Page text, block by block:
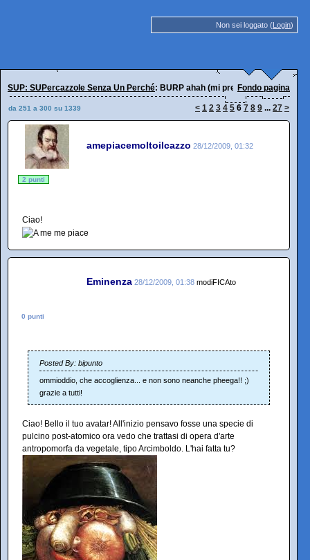
Non sei loggato (Login)
SUP: SUPercazzole Senza Un Perché: BURP ahah (mi presento)Fondo pagina
da 251 a 300 su 1339 < 1 2 3 4 5 6 7 8 9 ... 27 >
amepiacemoltoilcazzo 28/12/2009, 01:32
2 punti
Ciao!
Eminenza 28/12/2009, 01:38 modiFICAto
0 punti
Posted By: bipunto
ommioddio, che accoglienza... e non sono neanche pheega!! ;)
grazie a tutti!
Ciao! Bello il tuo avatar! All'inizio pensavo fosse una specie di
pulcino post-atomico ora vedo che trattasi di opera d'arte
antropomorfa da vegetale, tipo Arcimboldo. L'hai fatta tu?